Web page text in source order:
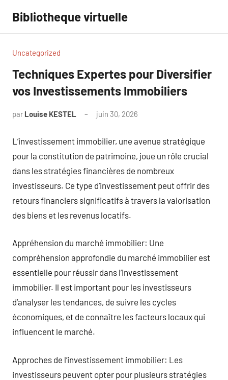
contenu
Bibliotheque virtuelle
Uncategorized
Techniques Expertes pour Diversifier
vos Investissements Immobiliers
par Louise KESTEL juin 30, 2026
L’investissement immobilier, une avenue stratégique
pour la constitution de patrimoine, joue un rôle crucial
dans les stratégies financières de nombreux
investisseurs. Ce type d’investissement peut offrir des
retours financiers significatifs à travers la valorisation
des biens et les revenus locatifs.
Appréhension du marché immobilier: Une
compréhension approfondie du marché immobilier est
essentielle pour réussir dans l’investissement
immobilier. Il est important pour les investisseurs
d’analyser les tendances, de suivre les cycles
économiques, et de connaître les facteurs locaux qui
influencent le marché.
Approches de l’investissement immobilier: Les
investisseurs peuvent opter pour plusieurs stratégies